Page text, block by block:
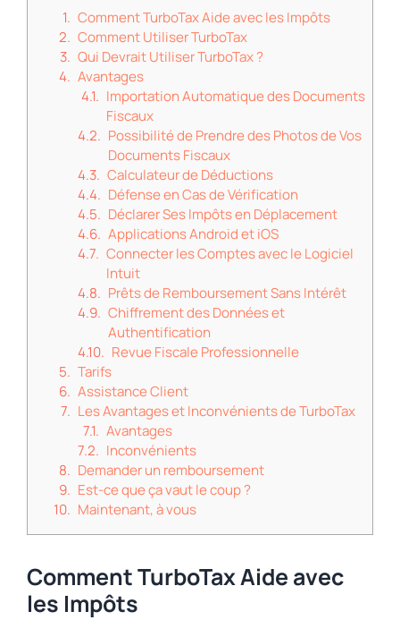
Comment TurboTax Aide avec les Impôts
Comment Utiliser TurboTax
Qui Devrait Utiliser TurboTax ?
Avantages
Importation Automatique des Documents
Fiscaux
Possibilité de Prendre des Photos de Vos
Documents Fiscaux
Calculateur de Déductions
Défense en Cas de Vérification
Déclarer Ses Impôts en Déplacement
Applications Android et iOS
Connecter les Comptes avec le Logiciel
Intuit
Prêts de Remboursement Sans Intérêt
Chiffrement des Données et
Authentification
Revue Fiscale Professionnelle
Tarifs
Assistance Client
Les Avantages et Inconvénients de TurboTax
Avantages
Inconvénients
Demander un remboursement
Est-ce que ça vaut le coup ?
Maintenant, à vous
Comment TurboTax Aide avec
les Impôts